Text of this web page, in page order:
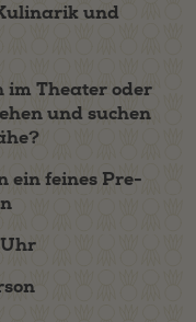
und
im Theater oder
und suchen
ein feines Pre-
Uhr